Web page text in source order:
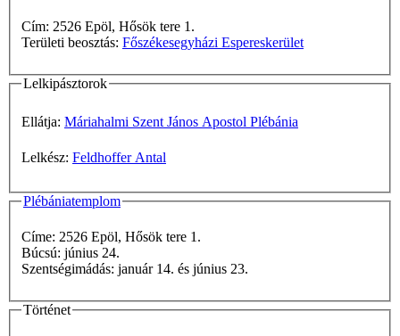
Cím: 2526 Epöl, Hősök tere 1.
Területi beosztás: Főszékesegyházi Espereskerület
Lelkipásztorok
Ellátja: Máriahalmi Szent János Apostol Plébánia
Lelkész: Feldhoffer Antal
Plébániatemplom
Címe: 2526 Epöl, Hősök tere 1.
Búcsú: június 24.
Szentségimádás: január 14. és június 23.
Történet